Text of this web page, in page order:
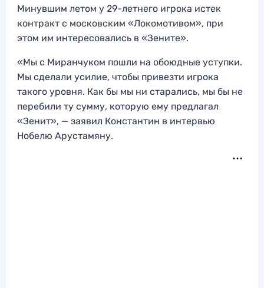
Минувшим летом у 29-летнего игрока истек
контракт с московским «Локомотивом», при
этом им интересовались в «Зените».
«Мы с Миранчуком пошли на обоюдные уступки.
Мы сделали усилие, чтобы привезти игрока
такого уровня. Как бы мы ни старались, мы бы не
перебили ту сумму, которую ему предлагал
«Зенит», — заявил Константин в интервью
Нобелю Арустамяну.